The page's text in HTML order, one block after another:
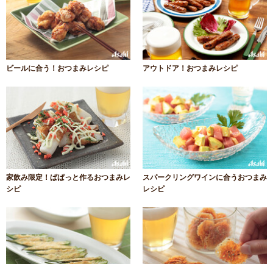
ビールに合う！おつまみレシピ アウトドア！おつまみレシピ
家飲み限定！ぱぱっと作るおつまみレ
シピ
スパークリングワインに合うおつまみ
レシピ